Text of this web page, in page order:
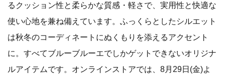
るクッション性と柔らかな質感・軽さで、実用性と快適な
使い心地を兼ね備えています。ふっくらとしたシルエット
は秋冬のコーディネートにぬくもりを添えるアクセント
に。すべてブルーブルーエでしかゲットできないオリジナ
ルアイテムです。オンラインストアでは、8月29日(金)よ